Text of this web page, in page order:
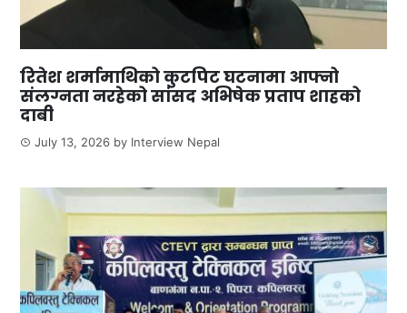
रितेश शर्मामाथिको कुटपिट घटनामा आफ्नो
संलग्नता नरहेको सांसद अभिषेक प्रताप शाहको
दाबी
July 13, 2026 by Interview Nepal